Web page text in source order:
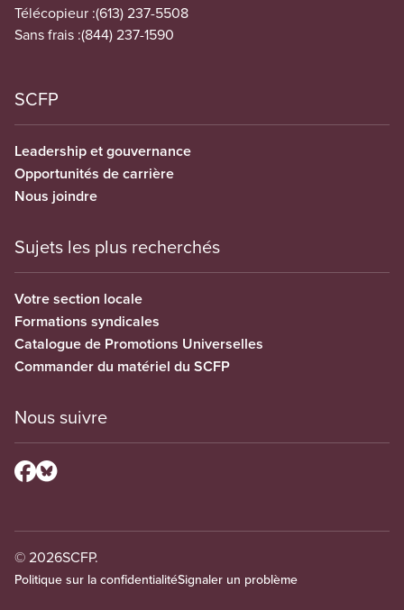
Télécopieur :(613) 237-5508
Sans frais :(844) 237-1590
SCFP
Leadership et gouvernance
Opportunités de carrière
Nous joindre
Sujets les plus recherchés
Votre section locale
Formations syndicales
Catalogue de Promotions Universelles
Commander du matériel du SCFP
Nous suivre
© 2026SCFP.
Politique sur la confidentialitéSignaler un problème